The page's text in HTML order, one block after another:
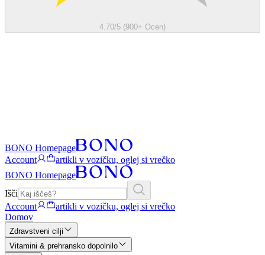
4.70/5 (900+ Ocen)
BONO Homepage
Account
artikli v vozičku, oglej si vrečko
BONO Homepage
Išči
Account
artikli v vozičku, oglej si vrečko
Domov
Zdravstveni cilji
Vitamini & prehransko dopolnilo